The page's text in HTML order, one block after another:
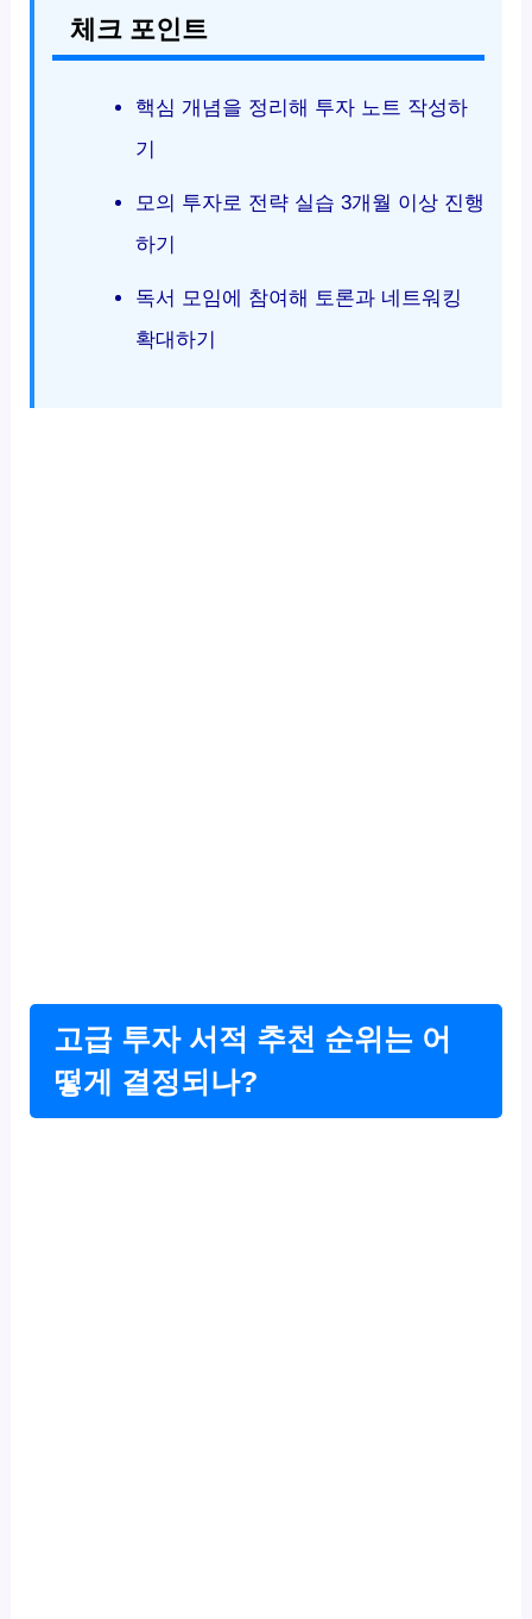
체크 포인트
핵심 개념을 정리해 투자 노트 작성하
기
모의 투자로 전략 실습 3개월 이상 진행
하기
독서 모임에 참여해 토론과 네트워킹
확대하기
고급 투자 서적 추천 순위는 어
떻게 결정되나?